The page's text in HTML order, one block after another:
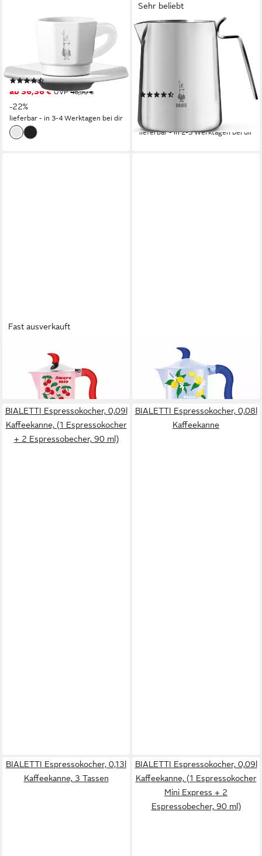
Espressotasse, 8-tlg.,
Porzellan, 4 Tassen, 4
Untertassen
(14)
ab 36,36 € UVP46,90 €
-22%
lieferbar - in 3-4 Werktagen bei dir
Sehr beliebt
BIALETTI
Milchkanne Bricco, 0,3 l,
Edelstahl 18/10, zum
Erwärmen, Kochen und
Aufschäumen
(53)
ab 13,46 € UVP 15,90 €
-15%
lieferbar - in 2-3 Werktagen bei dir
Fast ausverkauft
Espressokocher
44,90 €
lieferbar - in 2-3 Werktagen bei dir
Espressokocher
59,95 €
lieferbar - in 3-4 Werktagen bei dir
BIALETTI Espressokocher, 0,09l
Kaffeekanne, (1 Espressokocher
+ 2 Espressobecher, 90 ml)
BIALETTI Espressokocher, 0,08l
Kaffeekanne
BIALETTI Espressokocher, 0,13l
Kaffeekanne, 3 Tassen
BIALETTI Espressokocher, 0,09l
Kaffeekanne, (1 Espressokocher
Mini Express + 2
Espressobecher, 90 ml)